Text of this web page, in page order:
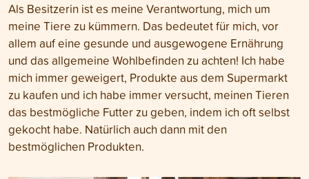
Als Besitzerin ist es meine Verantwortung, mich um
meine Tiere zu kümmern. Das bedeutet für mich, vor
allem auf eine gesunde und ausgewogene Ernährung
und das allgemeine Wohlbefinden zu achten! Ich habe
mich immer geweigert, Produkte aus dem Supermarkt
zu kaufen und ich habe immer versucht, meinen Tieren
das bestmögliche Futter zu geben, indem ich oft selbst
gekocht habe. Natürlich auch dann mit den
bestmöglichen Produkten.